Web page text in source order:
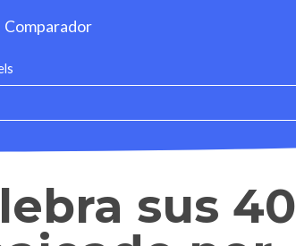
Comparador
sus 40